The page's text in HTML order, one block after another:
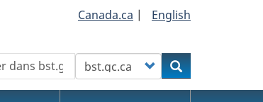
Canada.ca | English
Customize your searchRechercher